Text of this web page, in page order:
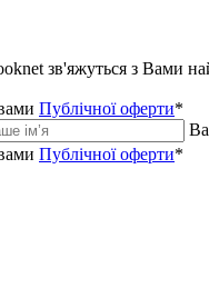
зв'яжуться з Вами
Публічної оферти*
Публічної оферти*